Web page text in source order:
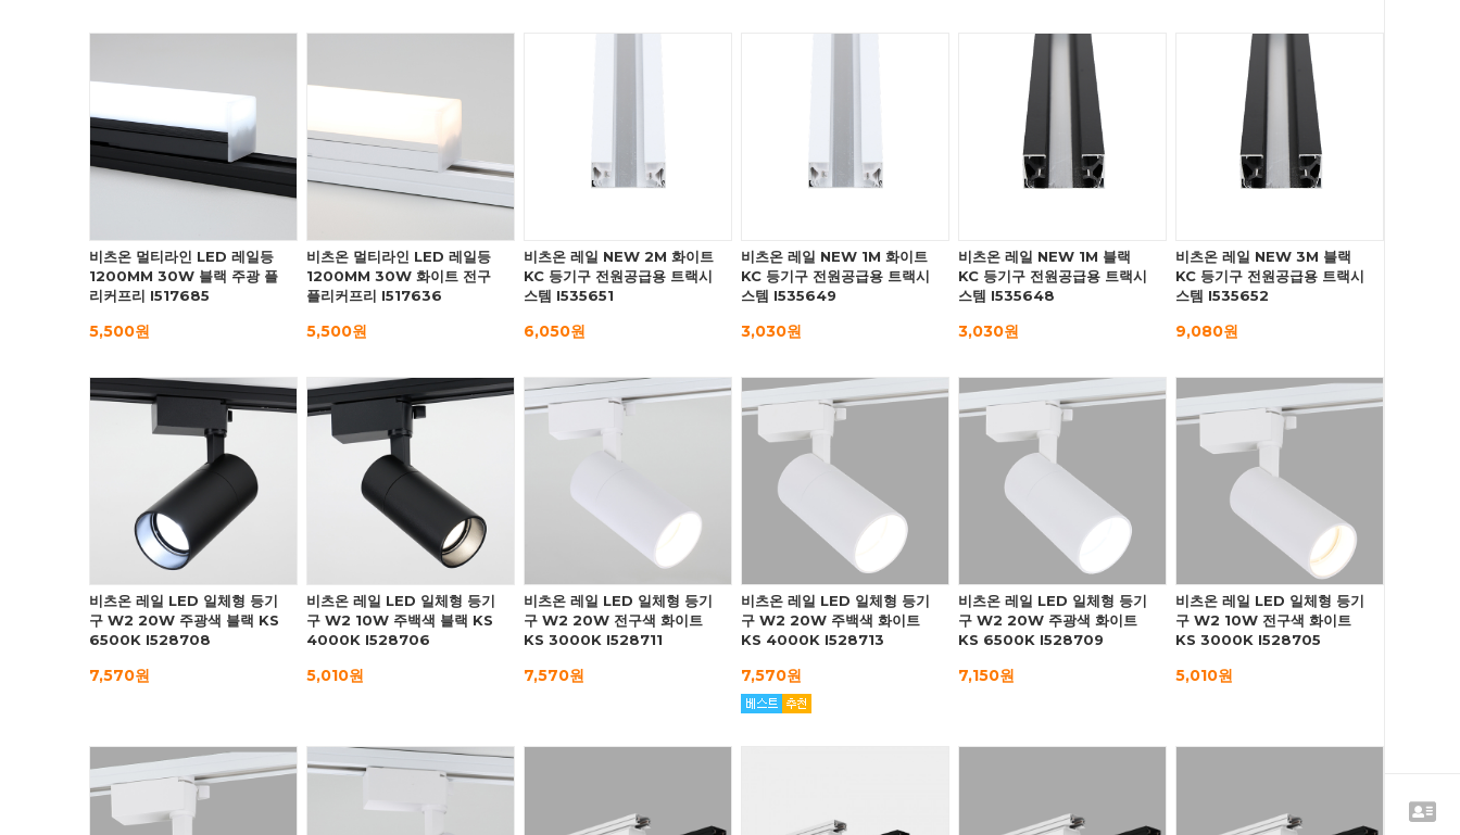
비츠온 멀티라인 LED 레일등
1200MM 30W 블랙 주광 플
리커프리 I517685
5,500원
비츠온 멀티라인 LED 레일등
1200MM 30W 화이트 전구
플리커프리 I517636
5,500원
비츠온 레일 NEW 2M 화이트
KC 등기구 전원공급용 트랙시
스템 I535651
6,050원
비츠온 레일 NEW 1M 화이트
KC 등기구 전원공급용 트랙시
스템 I535649
3,030원
비츠온 레일 NEW 1M 블랙
KC 등기구 전원공급용 트랙시
스템 I535648
3,030원
비츠온 레일 NEW 3M 블랙
KC 등기구 전원공급용 트랙시
스템 I535652
9,080원
비츠온 레일 LED 일체형 등기
구 W2 20W 주광색 블랙 KS
6500K I528708
7,570원
비츠온 레일 LED 일체형 등기
구 W2 10W 주백색 블랙 KS
4000K I528706
5,010원
비츠온 레일 LED 일체형 등기
구 W2 20W 전구색 화이트
KS 3000K I528711
7,570원
비츠온 레일 LED 일체형 등기
구 W2 20W 주백색 화이트
KS 4000K I528713
7,570원
비츠온 레일 LED 일체형 등기
구 W2 20W 주광색 화이트
KS 6500K I528709
7,150원
비츠온 레일 LED 일체형 등기
구 W2 10W 전구색 화이트
KS 3000K I528705
5,010원